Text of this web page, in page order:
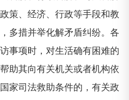
策、经济、行政等手段和教
多措并举化解矛盾纠纷。各
事项时，对生活确有困难的
助其向有关机关或者机构依
家司法救助条件的，有关政